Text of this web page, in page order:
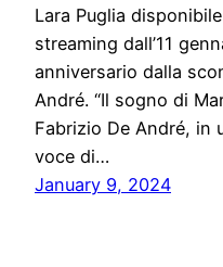
Lara Puglia
streaming dall’11
anniversario dalla
André. “Il sogno di
Fabrizio De André, in
voce di…
January 9, 2024